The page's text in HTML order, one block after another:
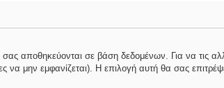
σας αποθηκεύονται σε βάση δεδομένων. Για να τις
μην εμφανίζεται). Η επιλογή αυτή θα σας